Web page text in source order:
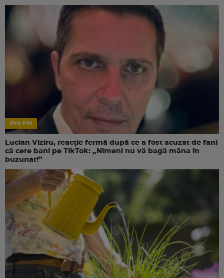
Pro FM
Lucian Viziru, reacție fermă după ce a fost acuzat de fani
că cere bani pe TikTok: „Nimeni nu vă bagă mâna în
buzunar!”